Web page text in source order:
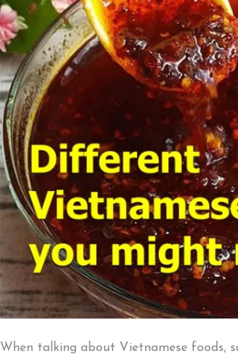
When talking about Vietnamese foods,